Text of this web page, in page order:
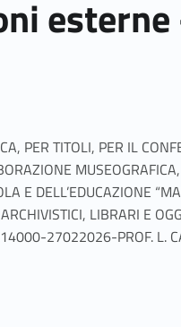
PER TITOLI, PER IL
E DELL’EDUCAZIONE
LIBRARI E
27022026-PROF. L.